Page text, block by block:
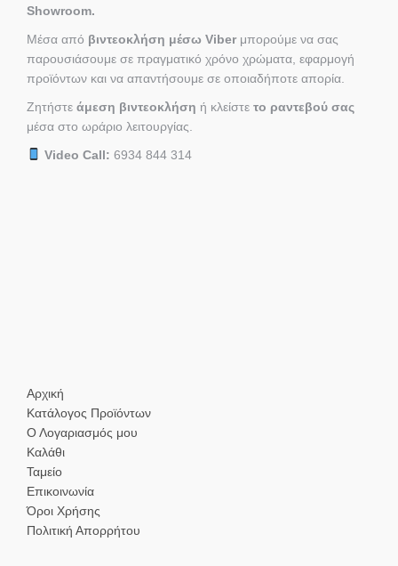
Showroom.
Μέσα από βιντεοκλήση μέσω Viber μπορούμε να σας
παρουσιάσουμε σε πραγματικό χρόνο χρώματα, εφαρμογή
προϊόντων και να απαντήσουμε σε οποιαδήποτε απορία.
Ζητήστε άμεση βιντεοκλήση ή κλείστε το ραντεβού σας
μέσα στο ωράριο λειτουργίας.
Video Call: 6934 844 314
Αρχική
Κατάλογος Προϊόντων
Ο Λογαριασμός μου
Καλάθι
Ταμείο
Επικοινωνία
Όροι Χρήσης
Πολιτική Απορρήτου